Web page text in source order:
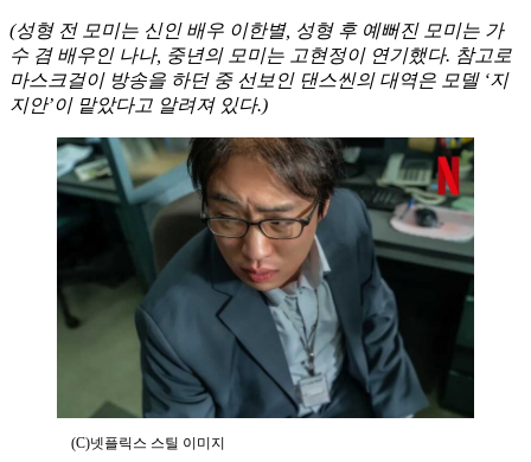
(성형 전 모미는 신인 배우 이한별, 성형 후 예뻐진 모미는 가
수 겸 배우인 나나, 중년의 모미는 고현정이 연기했다. 참고로
마스크걸이 방송을 하던 중 선보인 댄스씬의 대역은 모델 ‘지
지안’이 맡았다고 알려져 있다.)
(C)넷플릭스 스틸 이미지